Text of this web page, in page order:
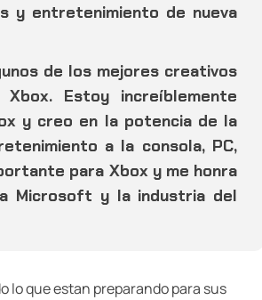
y entretenimiento de nueva
de los mejores creativos
Estoy increíblemente
y creo en la potencia de la
a la consola, PC,
para Xbox y me honra
Microsoft y la industria del
lo que estan preparando para sus